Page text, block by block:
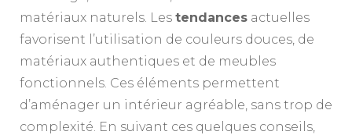
matériaux naturels. Les tendances actuelles
favorisent l’utilisation de couleurs douces, de
matériaux authentiques et de meubles
fonctionnels. Ces éléments permettent
d’aménager un intérieur agréable, sans trop de
complexité. En suivant ces quelques conseils,